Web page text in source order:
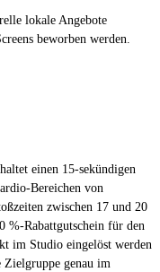
lokale Angebote
beworben werden.
einen 15-sekündigen
Bereichen von
zwischen 17 und 20
%-Rabattgutschein für den
im Studio eingelöst werden
Zielgruppe genau im